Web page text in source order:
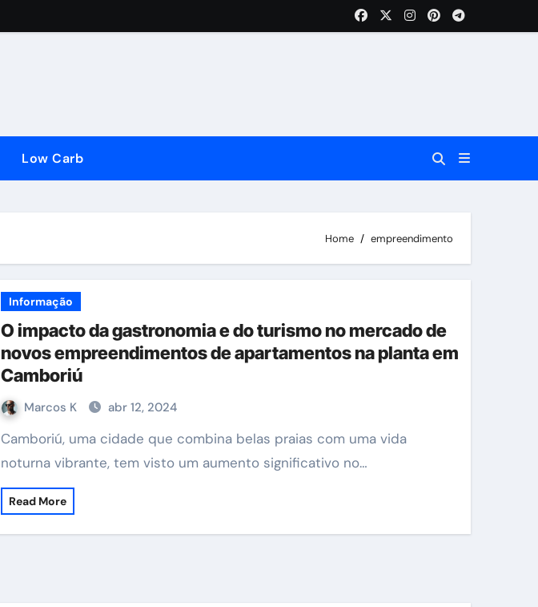
Low Carb
Home empreendimento
Informação
O impacto da gastronomia e do turismo no mercado de
novos empreendimentos de apartamentos na planta em
Camboriú
Marcos K abr 12, 2024
Camboriú, uma cidade que combina belas praias com uma vida
noturna vibrante, tem visto um aumento significativo no…
Read More